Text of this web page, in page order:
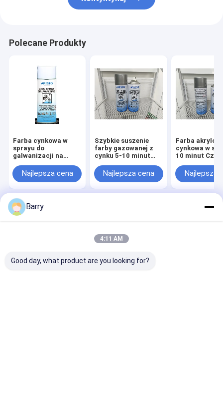
Polecane Produkty
Farba cynkowa w
sprayu do
galwanizacji na
Najlepsza cena
Szybkie suszenie
farby gazowanej z
cynku 5-10 minut
Najlepsza cena
Farba
cynkowa w
10 minut Czas
powłokowy
Najlepsza
Sitemap
Polityka prywatności
Farba w sprayu z tkaninyFabryka w Chinach.Copyright ©
2026 Aristo Industries Corporation Limited. All Rights Reserved.
Barry
4:11 AM
Good day, what product are you looking for?